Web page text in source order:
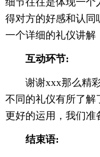
得对方的好感和认同
一个详细的礼仪讲解
互动环节:
谢谢xxx那么精
不同的礼仪有所了解
更好的运用，我们准
结束语: